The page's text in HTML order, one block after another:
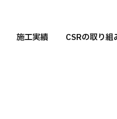
施工実績 CSRの取り組